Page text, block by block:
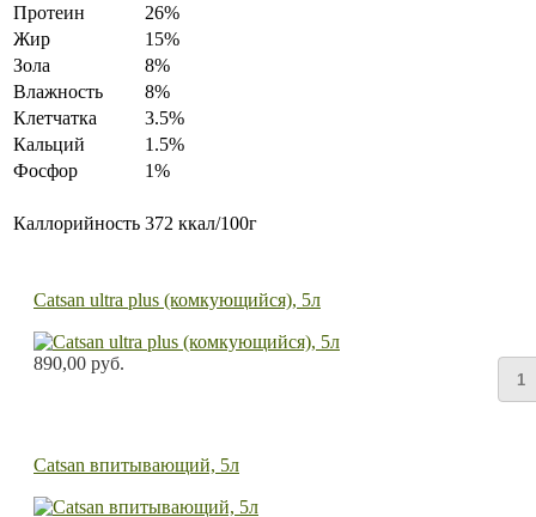
Протеин
26%
Жир
15%
Зола
8%
Влажность
8%
Клетчатка
3.5%
Кальций
1.5%
Фосфор
1%
Каллорийность 372 ккал/100г
Catsan ultra plus (комкующийся), 5л
890,00 руб.
Catsan впитывающий, 5л